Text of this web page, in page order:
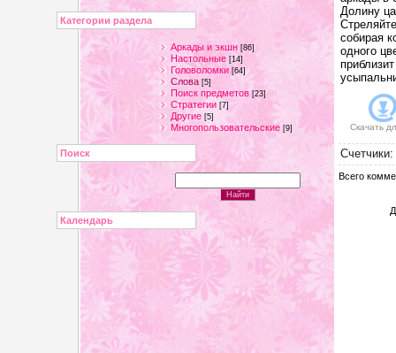
Категории раздела
Аркады и экшн [86]
Настольные [14]
Головоломки [64]
Слова [5]
Поиск предметов [23]
Стратегии [7]
Другие [5]
Многопользовательские [9]
Поиск
Календарь
Долину
собирая
одного
Скачать
Счетчики:
Всего